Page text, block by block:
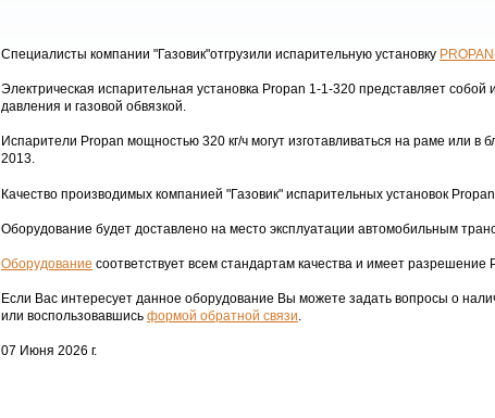
Специалисты компании "Газовик"отгрузили испарительную установку
Электрическая испарительная установка Propan 1-1-320 представляет
давления и газовой обвязкой.
Испарители Propan мощностью 320 кг/ч могут изготавливаться на раме или
2013.
Качество производимых компанией "Газовик" испарительных установок
Оборудование будет доставлено на место эксплуатации автомобильным
Оборудование соответствует всем стандартам качества и имеет
Если Вас интересует данное оборудование Вы можете задать вопросы о
или воспользовавшись формой обратной связи.
07 Июня 2026 г.